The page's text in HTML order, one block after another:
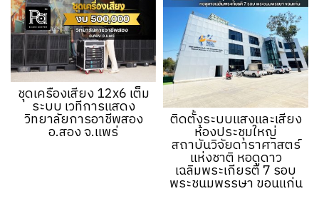
ชุดเครืองเสียง 12x6 เต็ม
ระบบ เวทีการแสดง
วิทยาลัยการอาชีพสอง
อ.สอง จ.แพร่
ติดตั้งระบบแสงและเสียง
ห้องประชุมใหญ่
สถาบันวิจัยดาราศาสตร์
แห่งชาติ หอดูดาว
เฉลิมพระเกียรติ 7 รอบ
พระชนมพรรษา ขอนแก่น